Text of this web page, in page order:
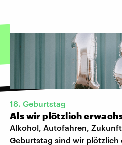
18. Geburtstag
Als wir plötzlich
Alkohol, Autofahren,
Geburtstag sind wir plötzlich